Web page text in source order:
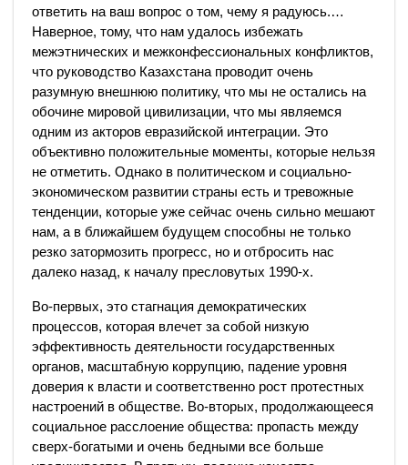
ответить на ваш вопрос о том, чему я радуюсь.…
Наверное, тому, что нам удалось избежать
межэтнических и межконфессиональных конфликтов,
что руководство Казахстана проводит очень
разумную внешнюю политику, что мы не остались на
обочине мировой цивилизации, что мы являемся
одним из акторов евразийской интеграции. Это
объективно положительные моменты, которые нельзя
не отметить. Однако в политическом и социально-
экономическом развитии страны есть и тревожные
тенденции, которые уже сейчас очень сильно мешают
нам, а в ближайшем будущем способны не только
резко затормозить прогресс, но и отбросить нас
далеко назад, к началу пресловутых 1990-х.
Во-первых, это стагнация демократических
процессов, которая влечет за собой низкую
эффективность деятельности государственных
органов, масштабную коррупцию, падение уровня
доверия к власти и соответственно рост протестных
настроений в обществе. Во-вторых, продолжающееся
социальное расслоение общества: пропасть между
сверх-богатыми и очень бедными все больше